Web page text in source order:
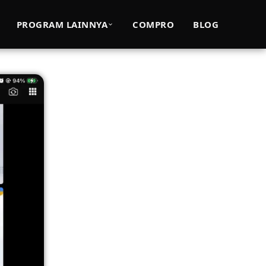
PROGRAM LAINNYA COMPRO BLOG